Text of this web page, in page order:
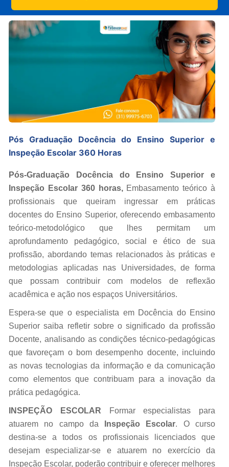
Pós Graduação Docência do Ensino Superior e
Inspeção Escolar 360 Horas
Pós-Graduação Docência do Ensino Superior e
Inspeção Escolar 360 horas,Embasamento teórico à
profissionais que queiram ingressar em práticas
docentes do Ensino Superior, oferecendo embasamento
teórico-metodológico que lhes permitam um
aprofundamento pedagógico, social e ético de sua
profissão, abordando temas relacionados às práticas e
metodologias aplicadas nas Universidades, de forma
que possam contribuir com modelos de reflexão
acadêmica e ação nos espaços Universitários.
Espera-se que o especialista em Docência do Ensino
Superior saiba refletir sobre o significado da profissão
Docente, analisando as condições técnico-pedagógicas
que favoreçam o bom desempenho docente, incluindo
as novas tecnologias da informação e da comunicação
como elementos que contribuam para a inovação da
prática pedagógica.
INSPEÇÃO ESCOLAR Formar especialistas para
atuarem no campo da
Inspeção Escolar. O curso
destina-se a todos os profissionais licenciados que
desejam especializar-se e atuarem no exercício da
Inspeção Escolar, poderão contribuir e oferecer melhores